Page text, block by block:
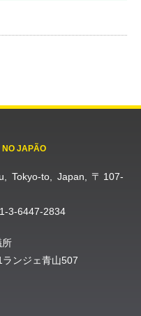
NO JAPÃO
Tokyo-to, Japan, 〒107-
3-6447-2834
所
ンジェ青山507